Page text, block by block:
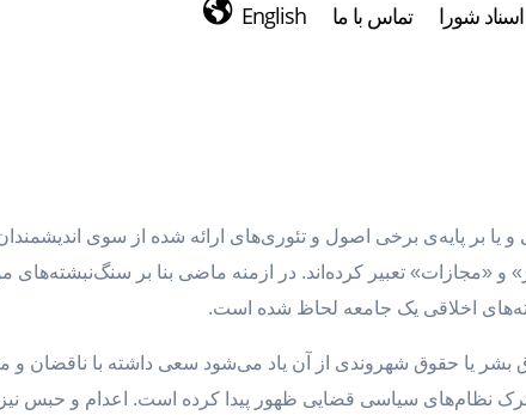
اسناد شورا تماس با ما English
یا بر پایه‌ی برخی اصول و تئوری‌های ارائه شده از سوی
«مجازات» تعبیر کرده‌اند. در ازمنه ماضی بنا بر سنگ‌نبشته‌های
اخلاقی یک جامعه لحاظ شده است‌.
بشر یا حقوق شهروندی از آن یاد می‌شود سعی داشته با ناقضان و
نظام‌های سیاسی قضایی ظهور پیدا کرده است. اعدام و حبس